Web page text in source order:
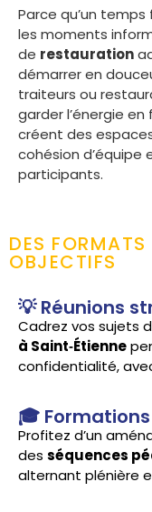
Parce qu’un
les moments
de restauration
démarrer en
traiteurs ou
garder l’énergie
créent des
cohésion d’équipe
participants.
DES
OBJECTIFS
💡 Réunions
Cadrez vos sujets
à Saint‑Étienne
confidentialité,
🎓
Profitez d’un
des séquences
alternant plénière